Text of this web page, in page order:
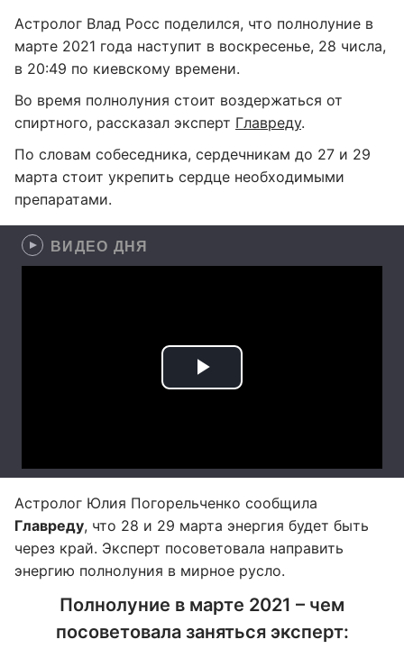
Астролог Влад Росс поделился, что полнолуние в
марте 2021 года наступит в воскресенье, 28 числа,
в 20:49 по киевскому времени.
Во время полнолуния стоит воздержаться от
спиртного, рассказал эксперт Главреду.
По словам собеседника, сердечникам до 27 и 29
марта стоит укрепить сердце необходимыми
препаратами.
ВИДЕО ДНЯ
Астролог Юлия Погорельченко сообщила
Главреду, что 28 и 29 марта энергия будет быть
через край. Эксперт посоветовала направить
энергию полнолуния в мирное русло.
Полнолуние в марте 2021 – чем
посоветовала заняться эксперт: